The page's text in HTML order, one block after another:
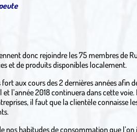
donc rejoindre les 75 membres de
et de produits disponibles localement.
aux cours des 2 dernières années afin
l’année 2018 continuera dans cette
il faut que la clientèle connaisse
nos habitudes de consommation que l’on